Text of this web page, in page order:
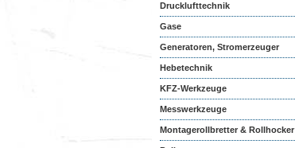
Drucklufttechnik
Gase
Generatoren, Stromerzeuger
Hebetechnik
KFZ-Werkzeuge
Messwerkzeuge
Montagerollbretter & Rollhocker